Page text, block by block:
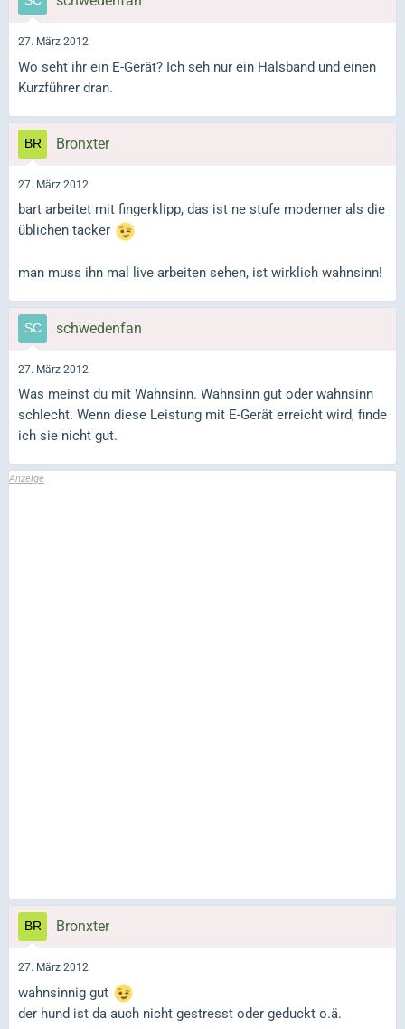
27. März 2012
Wo seht ihr ein E-Gerät? Ich seh nur ein Halsband und einen
Kurzführer dran.
Bronxter
27. März 2012
bart arbeitet mit fingerklipp, das ist ne stufe moderner als die
üblichen tacker
man muss ihn mal live arbeiten sehen, ist wirklich wahnsinn!
schwedenfan
27. März 2012
Was meinst du mit Wahnsinn. Wahnsinn gut oder wahnsinn
schlecht. Wenn diese Leistung mit E-Gerät erreicht wird, finde
ich sie nicht gut.
Bronxter
27. März 2012
wahnsinnig gut
der hund ist da auch nicht gestresst oder geduckt o.ä.